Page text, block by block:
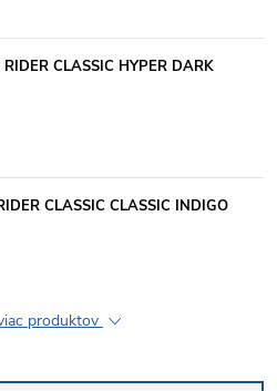
CLASSIC HYPER DARK
CLASSIC CLASSIC INDIGO
produktov